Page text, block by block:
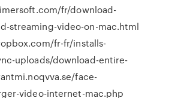
fr/download-
streaming-video-on-mac.html
fr-fr/installs-
uploads/download-entire-
face-
video-internet-mac.php